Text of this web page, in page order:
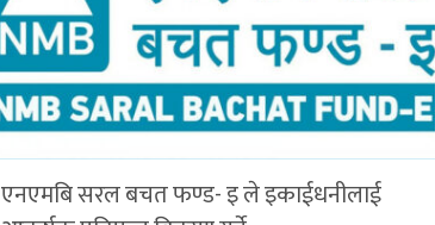
एनएमबि सरल बचत फण्ड- इ ले इकाईधनीलाई